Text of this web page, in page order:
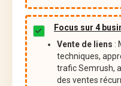
Focus sur 4
Vente de liens :
techniques,
trafic Semrush,
des ventes